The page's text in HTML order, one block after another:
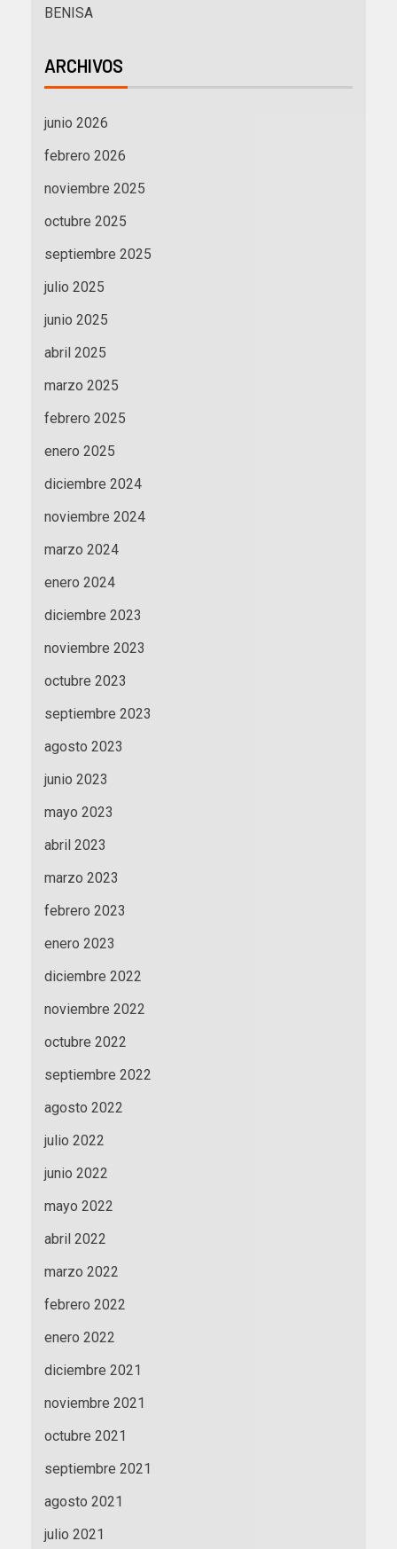
BENISA
ARCHIVOS
junio 2026
febrero 2026
noviembre 2025
octubre 2025
septiembre 2025
julio 2025
junio 2025
abril 2025
marzo 2025
febrero 2025
enero 2025
diciembre 2024
noviembre 2024
marzo 2024
enero 2024
diciembre 2023
noviembre 2023
octubre 2023
septiembre 2023
agosto 2023
junio 2023
mayo 2023
abril 2023
marzo 2023
febrero 2023
enero 2023
diciembre 2022
noviembre 2022
octubre 2022
septiembre 2022
agosto 2022
julio 2022
junio 2022
mayo 2022
abril 2022
marzo 2022
febrero 2022
enero 2022
diciembre 2021
noviembre 2021
octubre 2021
septiembre 2021
agosto 2021
julio 2021